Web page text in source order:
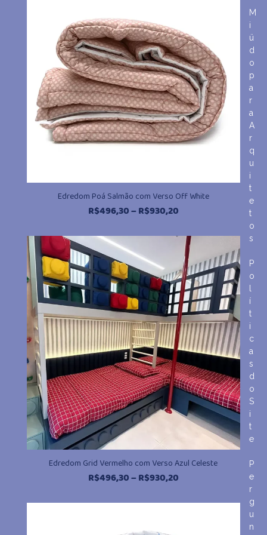
Edredom Poá Salmão com Verso Off White
R$496,30–R$930,20Faixa
preço:
R$496,30
através
R$930,20
Edredom Grid Vermelho com Verso Azul Celeste
R$496,30–R$930,20Faixa
preço:
M
i
ü
d
o
p
a
r
a
A
r
q
u
i
t
e
t
o
s
P
o
í
t
i
c
a
s
d
o
S
i
t
e
P
e
r
g
u
n